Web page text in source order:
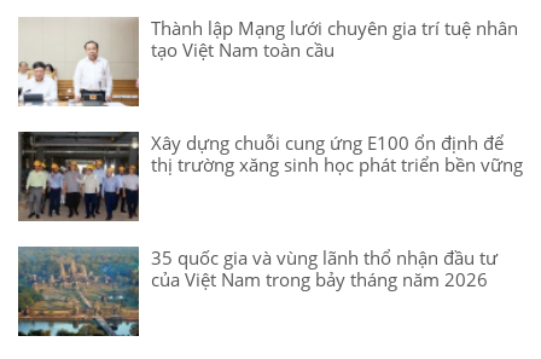
Thành lập Mạng lưới chuyên gia trí tuệ nhân
tạo Việt Nam toàn cầu
Xây dựng chuỗi cung ứng E100 ổn định để
thị trường xăng sinh học phát triển bền vững
35 quốc gia và vùng lãnh thổ nhận đầu tư
của Việt Nam trong bảy tháng năm 2026